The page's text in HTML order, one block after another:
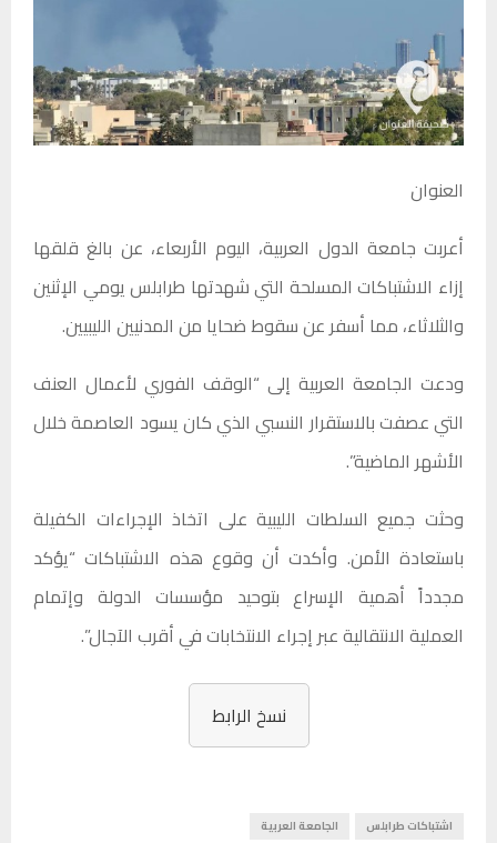
العنوان
أعربت جامعة الدول العربية، اليوم الأربعاء، عن بالغ قلقها
إزاء الاشتباكات المسلحة التي شهدتها طرابلس يومي الإثنين
والثلاثاء، مما أسفر عن سقوط ضحايا من المدنيين الليبيين.
ودعت الجامعة العربية إلى “الوقف الفوري لأعمال العنف
التي عصفت بالاستقرار النسبي الذي كان يسود العاصمة خلال
الأشهر الماضية”.
وحثت جميع السلطات الليبية على اتخاذ الإجراءات الكفيلة
باستعادة الأمن. وأكدت أن وقوع هذه الاشتباكات “يؤكد
مجدداً أهمية الإسراع بتوحيد مؤسسات الدولة وإتمام
العملية الانتقالية عبر إجراء الانتخابات في أقرب الآجال”.
نسخ الرابط
اشتباكات طرابلس الجامعة العربية